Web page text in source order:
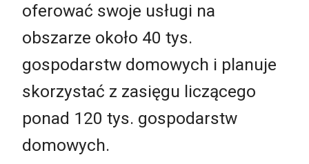
oferować swoje usługi na
obszarze około 40 tys.
gospodarstw domowych i planuje
skorzystać z zasięgu liczącego
ponad 120 tys. gospodarstw
domowych.